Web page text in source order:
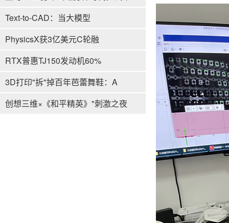
Text-to-CAD：当大模型
PhysicsX获3亿美元C轮融
RTX普惠TJ150发动机60%
3D打印"拆"掉百年芭蕾舞鞋：A
创想三维×《和平精英》"刺激之夜